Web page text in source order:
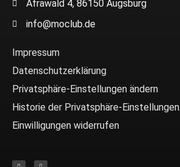
Afrawald 4, 86150 Augsburg
info@moclub.de
Impressum
Datenschutzerklärung
Privatsphäre-Einstellungen ändern
Historie der Privatsphäre-Einstellungen
Einwilligungen widerrufen